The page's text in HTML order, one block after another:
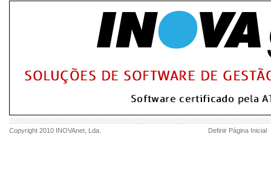
Copyright 2010 INOVAnet , Lda. Definir Página Inicial